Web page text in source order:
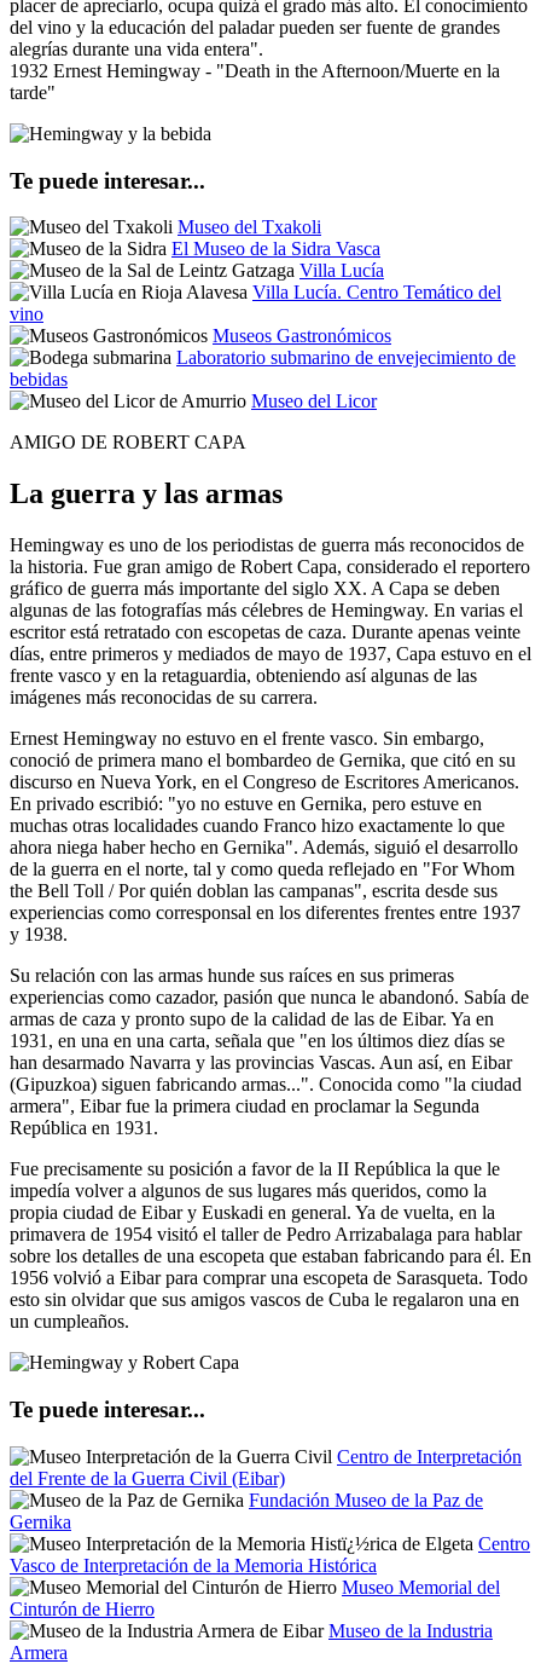
placer de apreciarlo, ocupa quizá el grado más alto. El conocimiento
del vino y la educación del paladar pueden ser fuente de grandes
alegrías durante una vida entera".
1932 Ernest Hemingway - "Death in the Afternoon/Muerte en la
tarde"
Te puede interesar...
Museo del Txakoli
El Museo de la Sidra Vasca
Villa Lucía
Villa Lucía. Centro Temático del
vino
Museos Gastronómicos
Laboratorio submarino de envejecimiento de
bebidas
Museo del Licor
AMIGO DE ROBERT CAPA
La guerra y las armas
Hemingway es uno de los periodistas de guerra más reconocidos de
la historia. Fue gran amigo de Robert Capa, considerado el reportero
gráfico de guerra más importante del siglo XX. A Capa se deben
algunas de las fotografías más célebres de Hemingway. En varias el
escritor está retratado con escopetas de caza. Durante apenas veinte
días, entre primeros y mediados de mayo de 1937, Capa estuvo en el
frente vasco y en la retaguardia, obteniendo así algunas de las
imágenes más reconocidas de su carrera.
Ernest Hemingway no estuvo en el frente vasco. Sin embargo,
conoció de primera mano el bombardeo de Gernika, que citó en su
discurso en Nueva York, en el Congreso de Escritores Americanos.
En privado escribió: "yo no estuve en Gernika, pero estuve en
muchas otras localidades cuando Franco hizo exactamente lo que
ahora niega haber hecho en Gernika". Además, siguió el desarrollo
de la guerra en el norte, tal y como queda reflejado en "For Whom
the Bell Toll / Por quién doblan las campanas", escrita desde sus
experiencias como corresponsal en los diferentes frentes entre 1937
y 1938.
Su relación con las armas hunde sus raíces en sus primeras
experiencias como cazador, pasión que nunca le abandonó. Sabía de
armas de caza y pronto supo de la calidad de las de Eibar. Ya en
1931, en una en una carta, señala que "en los últimos diez días se
han desarmado Navarra y las provincias Vascas. Aun así, en Eibar
(Gipuzkoa) siguen fabricando armas...". Conocida como "la ciudad
armera", Eibar fue la primera ciudad en proclamar la Segunda
República en 1931.
Fue precisamente su posición a favor de la II República la que le
impedía volver a algunos de sus lugares más queridos, como la
propia ciudad de Eibar y Euskadi en general. Ya de vuelta, en la
primavera de 1954 visitó el taller de Pedro Arrizabalaga para hablar
sobre los detalles de una escopeta que estaban fabricando para él. En
1956 volvió a Eibar para comprar una escopeta de Sarasqueta. Todo
esto sin olvidar que sus amigos vascos de Cuba le regalaron una en
un cumpleaños.
Te puede interesar...
Centro de Interpretación
del Frente de la Guerra Civil (Eibar)
Fundación Museo de la Paz de
Gernika
Centro
Vasco de Interpretación de la Memoria Histórica
Museo Memorial del
Cinturón de Hierro
Museo de la Industria
Armera